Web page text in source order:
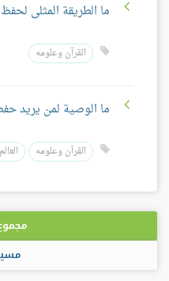
ما الطريقة المثلى
القرآن وعلومه
ما الوصية لمن يريد
القرآن وعلومه